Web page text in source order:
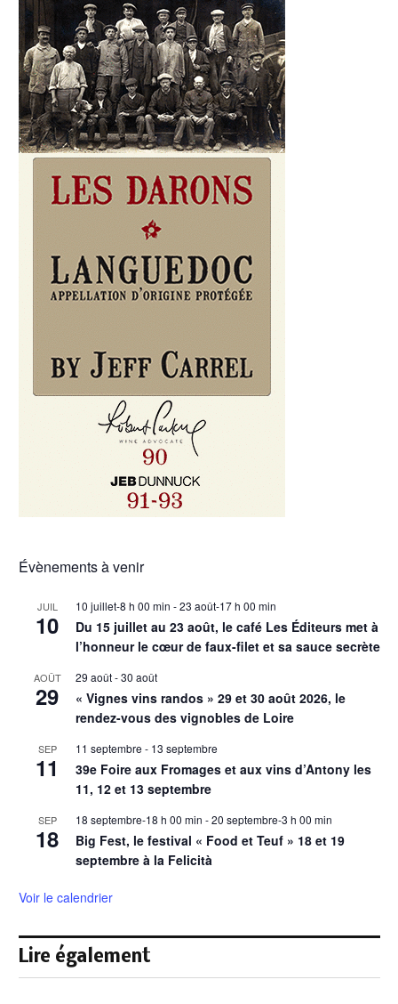
Évènements à venir
JUIL
10
10 juillet-8 h 00 min -23 août-17 h 00 min
Du 15 juillet au 23 août, le café Les Éditeurs met à
l’honneur le cœur de faux-filet et sa sauce secrète
AOÛT
29
29 août-30 août
« Vignes vins randos » 29 et 30 août 2026, le
rendez-vous des vignobles de Loire
SEP
11
11 septembre - 13 septembre
39e Foire aux Fromages et aux vins d’Antony les
11, 12 et 13 septembre
SEP
18
18 septembre-18 h 00 min -20 septembre-3 h 00 min
Big Fest, le festival « Food et Teuf » 18 et 19
septembre à la Felicità
Voir le calendrier
Lire également